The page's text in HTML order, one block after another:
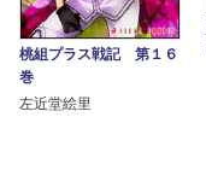
桃組プラス戦記 第１６
巻
左近堂絵里